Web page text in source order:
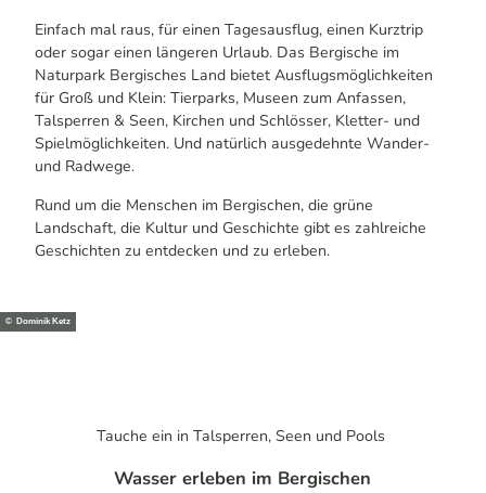
Einfach mal raus, für einen Tagesausflug, einen Kurztrip
oder sogar einen längeren Urlaub. Das Bergische im
Naturpark Bergisches Land bietet Ausflugsmöglichkeiten
für Groß und Klein: Tierparks, Museen zum Anfassen,
Talsperren & Seen, Kirchen und Schlösser, Kletter- und
Spielmöglichkeiten. Und natürlich ausgedehnte Wander-
und Radwege.
Rund um die Menschen im Bergischen, die grüne
Landschaft, die Kultur und Geschichte gibt es zahlreiche
Geschichten zu entdecken und zu erleben.
© Dominik Ketz
Tauche ein in Talsperren, Seen und Pools
Wasser erleben im Bergischen